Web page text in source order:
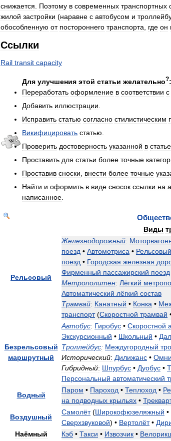
снижается
Поэтому в современных транспортных
жилой застройки (наравне с автобусом и
обособленную от постороннего транспорта где он
Ссылки
Rail transit capacity
Для улучшения этой статьи желательно?:
Переработать оформление в соответствии с
Добавить иллюстрации
Исправить статью согласно стилистическим
Викифицировать статью
Проверить достоверность указанной в статье
Проставить для статьи более точные
Проставив сноски внести более точные
Найти и оформить в виде сносок ссылки на
написанное
Виды
Рельсовый
Железнодорожный:
поезд • Автомотриса • Рельсовый
поезд • Городская железная
Фирменный пассажирский поезд
Метрополитен: Лёгкий
Автоматический лёгкий состав
Трамвай: Канатный • Конка •
транспорт(Скоростной трамвай
Безрельсовый
маршрутный
Автобус: Гиробус • Скоростной
Экскурсионный • Школьный •
Троллейбус: Междугородный
Исторический: Дилижанс •
Гибридный: Шпурбус • Дуобус •
Персональный автоматический
Водный
Паром • Пароход • Теплоход •
на подводных крыльях •
Воздушный
Самолёт(Широкофюзеляжный •
Сверхзвуковой) • Вертолёт•
Наёмный
Кэб • Такси • Извозчик •